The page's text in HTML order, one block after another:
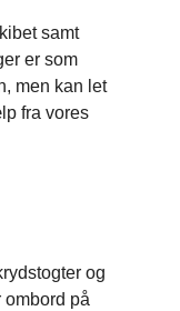
samt
er som
men kan let
fra vores
og
ombord på